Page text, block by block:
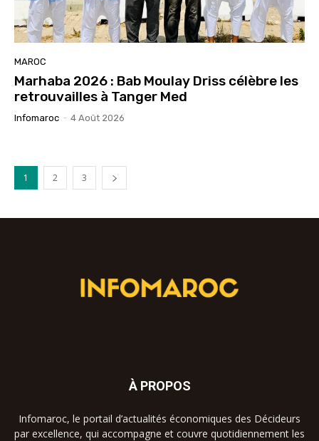
MAROC
Marhaba 2026 : Bab Moulay Driss célèbre les
retrouvailles à Tanger Med
Infomaroc - 4 Août 2026
1 2 3
À PROPOS
Infomaroc, le portail d’actualités économiques des Décideurs
par excellence, qui accompagne et couvre quotidiennement les